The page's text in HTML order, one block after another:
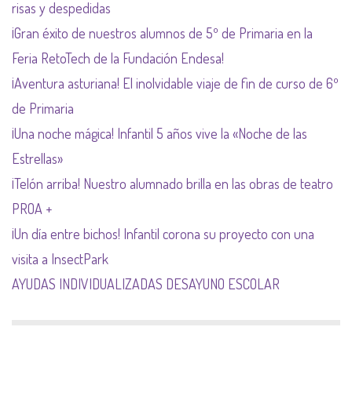
risas y despedidas
¡Gran éxito de nuestros alumnos de 5º de Primaria en la
Feria RetoTech de la Fundación Endesa!
¡Aventura asturiana! El inolvidable viaje de fin de curso de 6º
de Primaria
¡Una noche mágica! Infantil 5 años vive la «Noche de las
Estrellas»
¡Telón arriba! Nuestro alumnado brilla en las obras de teatro
PROA +
¡Un día entre bichos! Infantil corona su proyecto con una
visita a InsectPark
AYUDAS INDIVIDUALIZADAS DESAYUNO ESCOLAR